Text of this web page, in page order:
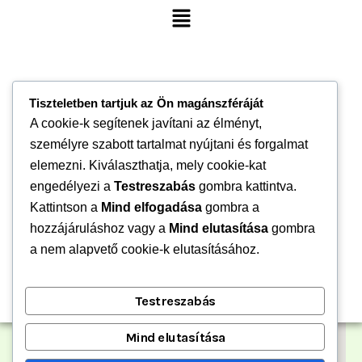
Menu
Tiszteletben tartjuk az Ön magánszféráját
A cookie-k segítenek javítani az élményt,
személyre szabott tartalmat nyújtani és forgalmat
elemezni. Kiválaszthatja, mely cookie-kat
engedélyezi a Testreszabás gombra kattintva.
Kattintson a Mind elfogadása gombra a
hozzájáruláshoz vagy a Mind elutasítása gombra
a nem alapvető cookie-k elutasításához.
Testreszabás
Mind elutasítása